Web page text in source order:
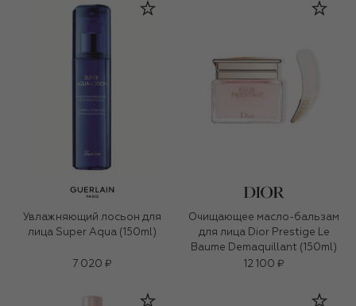
Увлажняющий лосьон для
лица Super Aqua (150ml)
7 020 ₽
Очищающее масло-бальзам
для лица Dior Prestige Le
Baume Demaquillant (150ml)
12 100 ₽